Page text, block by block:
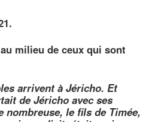
milieu de ceux qui sont
arrivent à Jéricho. Et
de Jéricho avec ses
nombreuse, le fils de Timée,